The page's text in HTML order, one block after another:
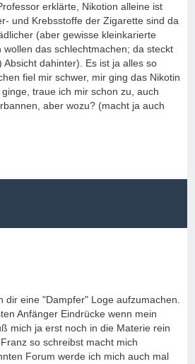
erklärte, Nikotion alleine ist
und Krebsstoffe der Zigarette sind da
(aber gewisse kleinkarierte
wollen das schlechtmachen; da steckt
dahinter). Es ist ja alles so
fiel mir schwer, mir ging das Nikotin
traue ich mir schon zu, auch
aber wozu? (macht ja auch
dir eine "Dampfer" Loge aufzumachen.
Anfänger Eindrücke wenn mein
mich ja erst noch in die Materie rein
so schreibst macht mich
Forum werde ich mich auch mal